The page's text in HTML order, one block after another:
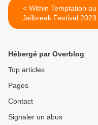
< Within Temptation au
Jailbreak Festival 2023
Hébergé par Overblog
Top articles
Pages
Contact
Signaler un abus